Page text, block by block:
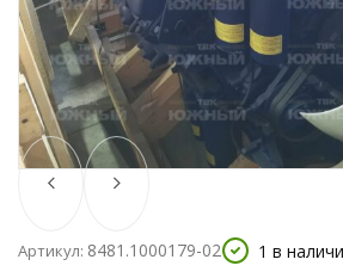
Артикул: 8481.1000179-02 1 в